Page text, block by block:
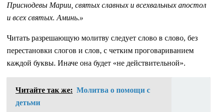
Приснодевы Марии, святых славных и всехвальных апостол
и всех святых. Аминь.»
Читать разрешающую молитву следует слово в слово, без
перестановки слогов и слов, с четким проговариванием
каждой буквы. Иначе она будет «не действительной».
Читайте так же: Молитва о помощи с
детьми